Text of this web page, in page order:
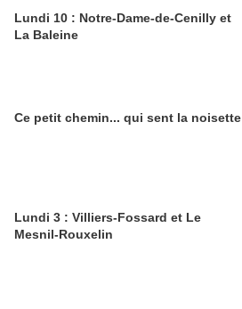
Lundi 10 : Notre-Dame-de-Cenilly et
La Baleine
Ce petit chemin... qui sent la noisette
Lundi 3 : Villiers-Fossard et Le
Mesnil-Rouxelin